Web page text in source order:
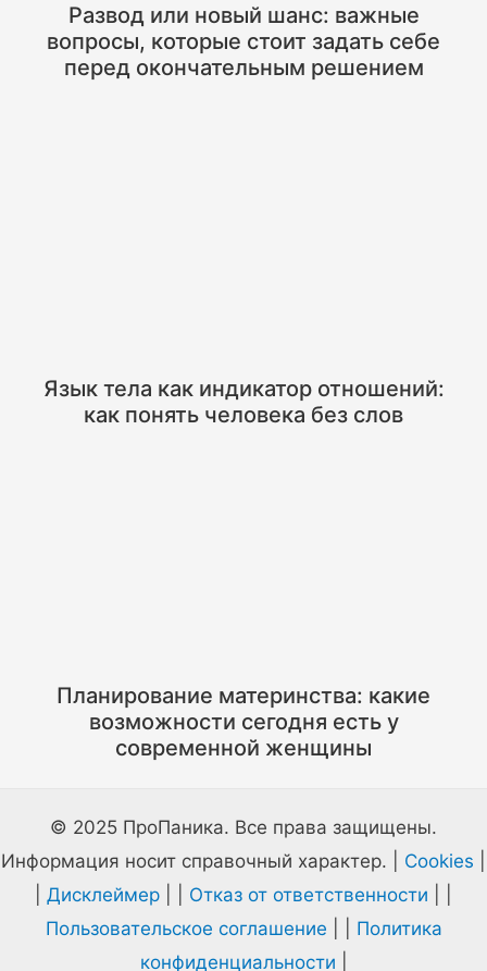
Развод или новый шанс: важные
вопросы, которые стоит задать себе
перед окончательным решением
Язык тела как индикатор отношений:
как понять человека без слов
Планирование материнства: какие
возможности сегодня есть у
современной женщины
© 2025 ПроПаника. Все права защищены.
Информация носит справочный характер. | Cookies
Дисклеймер Отказ от ответственности
Пользовательское соглашение
Политика
конфиденциальности